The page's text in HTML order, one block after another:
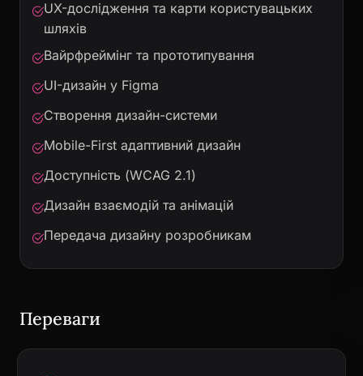
UX-дослідження та карти користувацьких
шляхів
Вайрфреймінг та прототипування
UI-дизайн у Figma
Створення дизайн-системи
Mobile-First адаптивний дизайн
Доступність (WCAG 2.1)
Дизайн взаємодій та анімацій
Передача дизайну розробникам
Переваги